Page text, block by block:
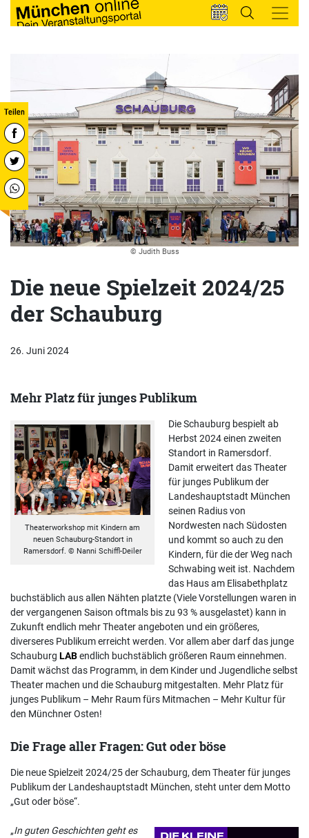
© Judith Buss
Die neue Spielzeit 2024/25
der Schauburg
26. Juni 2024
Mehr Platz für junges Publikum
Theaterworkshop mit Kindern am
neuen Schauburg-Standort in
Ramersdorf. © Nanni Schiffl-Deiler
Die Schauburg bespielt ab
Herbst 2024 einen zweiten
Standort in Ramersdorf.
Damit erweitert das Theater
für junges Publikum der
Landeshauptstadt München
seinen Radius von
Nordwesten nach Südosten
und kommt so auch zu den
Kindern, für die der Weg nach
Schwabing weit ist. Nachdem
das Haus am Elisabethplatz
buchstäblich aus allen Nähten platzte (Viele Vorstellungen waren in
der vergangenen Saison oftmals bis zu 93 % ausgelastet) kann in
Zukunft endlich mehr Theater angeboten und ein größeres,
diverseres Publikum erreicht werden. Vor allem aber darf das junge
Schauburg LABendlich buchstäblich größeren Raum einnehmen.
Damit wächst das Programm, in dem Kinder und Jugendliche selbst
Theater machen und die Schauburg mitgestalten. Mehr Platz für
junges Publikum – Mehr Raum fürs Mitmachen – Mehr Kultur für
den Münchner Osten!
Die Frage aller Fragen: Gut oder böse
Die neue Spielzeit 2024/25 der Schauburg, dem Theater für junges
Publikum der Landeshauptstadt München, steht unter dem Motto
„Gut oder böse“.
„In guten Geschichten geht es